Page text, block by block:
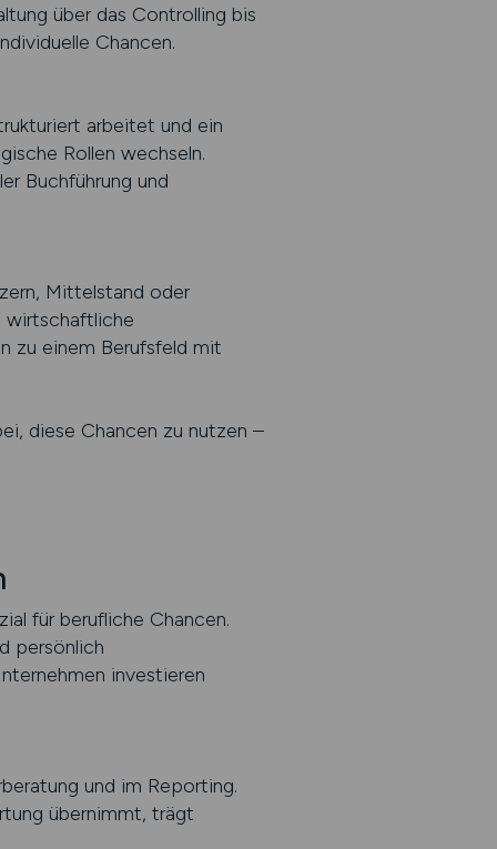
über das Controlling bis
Chancen.
arbeitet und ein
Rollen wechseln.
Buchführung und
Mittelstand oder
wirtschaftliche
zu einem Berufsfeld mit
diese Chancen zu nutzen –
für berufliche Chancen.
persönlich
investieren
und im Reporting.
übernimmt, trägt